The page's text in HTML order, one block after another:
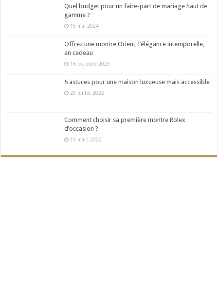
Quel budget pour un faire-part de mariage haut de
gamme ?
15 mai 2024
Offrez une montre Orient, l’élégance intemporelle,
en cadeau
16 octobre 2023
5 astuces pour une maison luxueuse mais accessible
20 juillet 2022
Comment choisir sa première montre Rolex
d’occasion ?
19 mars 2022